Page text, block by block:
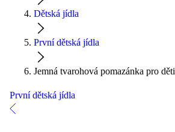
Dětská jídla
První dětská jídla
Jemná tvarohová pomazánka pro děti
První dětská jídla